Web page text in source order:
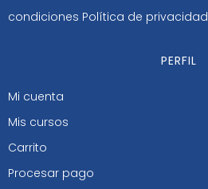
condiciones Política de privacidad
PERFIL
Mi cuenta
Mis cursos
Carrito
Procesar pago